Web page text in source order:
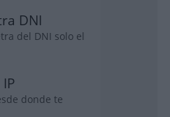
DNI
del DNI solo el
donde te